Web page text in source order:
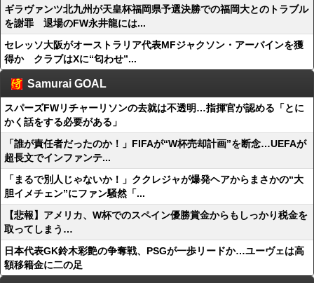
ギラヴァンツ北九州が天皇杯福岡県予選決勝での福岡大とのトラブル
を謝罪 退場のFW永井龍には...
セレッソ大阪がオーストラリア代表MFジャクソン・アーバインを獲
得か クラブはXに“匂わせ”...
Samurai GOAL
スパーズFWリチャーリソンの去就は不透明…指揮官が認める「とに
かく話をする必要がある」
「誰が責任者だったのか！」FIFAが“W杯売却計画”を断念…UEFAが
超長文でインファンテ...
「まるで別人じゃないか！」ククレジャが爆発ヘアからまさかの“大
胆イメチェン”にファン騒然「...
【悲報】アメリカ、W杯でのスペイン優勝賞金からもしっかり税金を
取ってしまう…
日本代表GK鈴木彩艶の争奪戦、PSGが一歩リードか…ユーヴェは高
額移籍金に二の足